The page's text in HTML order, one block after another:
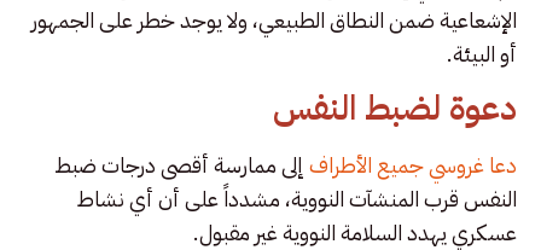
الإشعاعية ضمن النطاق الطبيعي، ولا يوجد خطر على الجمهور
أو البيئة.
دعوة لضبط النفس
دعا غروسي جميع الأطراف إلى ممارسة أقصى درجات ضبط
النفس قرب المنشآت النووية، مشدداً على أن أي نشاط
عسكري يهدد السلامة النووية غير مقبول.